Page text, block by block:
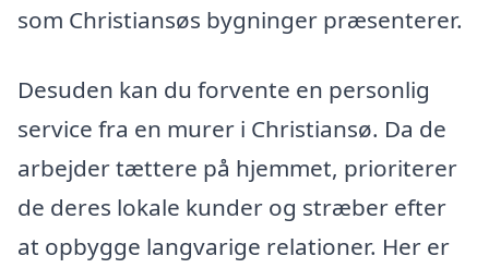
som Christiansøs bygninger præsenterer.
Desuden kan du forvente en personlig
service fra en murer i Christiansø. Da de
arbejder tættere på hjemmet, prioriterer
de deres lokale kunder og stræber efter
at opbygge langvarige relationer. Her er